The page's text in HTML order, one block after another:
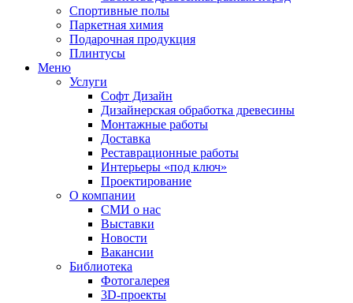
Спортивные полы
Паркетная химия
Подарочная продукция
Плинтусы
Меню
Услуги
Софт Дизайн
Дизайнерская обработка древесины
Монтажные работы
Доставка
Реставрационные работы
Интерьеры «под ключ»
Проектирование
О компании
СМИ о нас
Выставки
Новости
Вакансии
Библиотека
Фотогалерея
3D-проекты